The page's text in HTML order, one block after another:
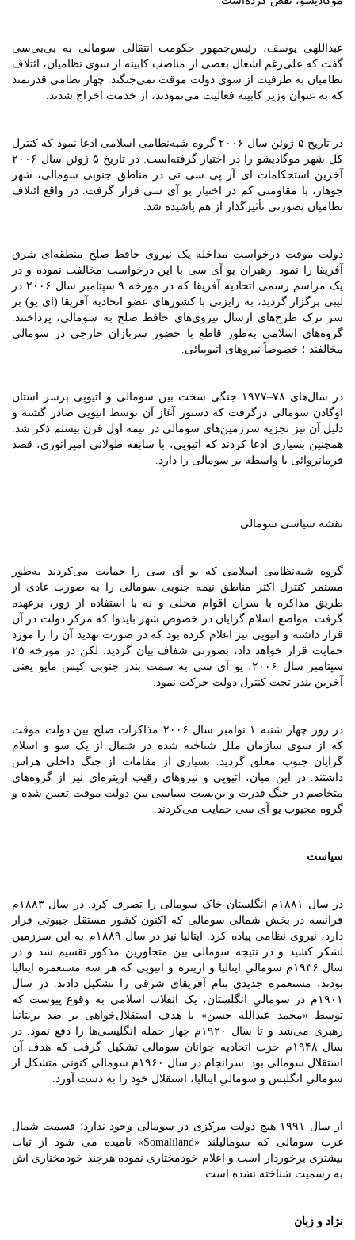
عبداللهی یوسف، رئیس‌جمهور حکومت انتقالی سومالی به بی‌بی‌سی
گفت که علی‌رغم اشغال بعضی از مناصب کابینه از سوی نظامیان، ائتلاف
نظامیان به طرفیت از سوی دولت موقت نمی‌جنگند. چهار نظامی قدرتمند
که به عنوان وزیر کابینه فعالیت می‌نمودند، از خدمت اخراج شدند.
در تاریخ ۵ ژوئن سال ۲۰۰۶ گروه شبه‌نظامی اسلامی ادعا نمود که کنترل
کل شهر موگادیشو را در اختیار گرفته‌است. در تاریخ ۵ ژوئن سال ۲۰۰۶
آخرین استحکامات ای آر پی سی تی در مناطق جنوبی سومالی، شهر
جوهار، با مقاومتی کم در اختیار یو آی سی قرار گرفت. در واقع ائتلاف
نظامیان بصورتی تأثیرگذار از هم پاشیده شد.
دولت موقت درخواست مداخله یک نیروی حافظ صلح منطقه‌ای شرق
آفریقا را نمود. رهبران یو آی سی با این درخواست مخالفت نموده و در
یک مراسم رسمی اتحادیه آفریقا که در مورخه ۹ سپتامبر سال ۲۰۰۶ در
لیبی برگزار گردید، به رایزنی با کشورهای عضو اتحادیه آفریقا (ای یو) بر
سر ترک طرح‌های ارسال نیروی‌های حافظ صلح به سومالی، پرداختند.
گروه‌های اسلامی به‌طور قاطع با حضور سربازان خارجی در سومالی
مخالفند-؛ خصوصاً نیروهای اتیوپیائی.
در سال‌های ۷۸–۱۹۷۷ جنگی سخت بین سومالی و اتیوپی برسر استان
اوگادن سومالی درگرفت که دستور آغاز آن توسط اتیوپی صادر گشته و
دلیل آن نیز تجزیه سرزمین‌های سومالی در نیمه اول قرن بیستم ذکر شد.
همچنین بسیاری ادعا کردند که اتیوپی، با سابقه طولانی امپراتوری، قصد
فرمانروائی با واسطه بر سومالی را دارد.
نقشه سیاسی سومالی
گروه شبه‌نظامی اسلامی که یو آی سی را حمایت می‌کردند به‌طور
مستمر کنترل اکثر مناطق نیمه جنوبی سومالی را به صورت عادی از
طریق مذاکره با سران اقوام محلی و نه با استفاده از زور، برعهده
گرفت. مواضع اسلام گرایان در خصوص شهر بایدوا که مرکز دولت در آن
قرار داشته و اتیوپی نیز اعلام کرده بود که در صورت تهدید آن را را مورد
حمایت قرار خواهد داد، بصورتی شفاف بیان گردید. لکن در مورخه ۲۵
سپتامبر سال ۲۰۰۶، یو آی سی به سمت بندر جنوبی کیس مایو یعنی
آخرین بندر تحت کنترل دولت حرکت نمود.
در روز چهار شنبه ۱ نوامبر سال ۲۰۰۶ مذاکرات صلح بین دولت موقت
که از سوی سازمان ملل شناخته شده در شمال از یک سو و اسلام
گرایان جنوب معلق گردید. بسیاری از مقامات از جنگ داخلی هراس
داشتند. در این میان، اتیوپی و نیروهای رقیب اریتره‌ای نیز از گروه‌های
متخاصم در جنگ قدرت و بن‌بست سیاسی بین دولت موقت تعیین شده و
گروه محبوب یو آی سی حمایت می‌کردند.
سیاست
در سال ۱۸۸۱م انگلستان خاک سومالی را تصرف کرد. در سال ۱۸۸۳م
فرانسه در بخش شمالی سومالی که اکنون کشور مستقل جیبوتی قرار
دارد، نیروی نظامی پیاده کرد. ایتالیا نیز در سال ۱۸۸۹م به این سرزمین
لشکر کشید و در نتیجه سومالی بین متجاوزین مذکور تقسیم شد و در
سال ۱۹۳۶م سومالیِ ایتالیا و اریتره و اتیوپی که هر سه مستعمره ایتالیا
بودند، مستعمره جدیدی بنام آفریقای شرقی را تشکیل دادند. در سال
۱۹۰۱م در سومالیِ انگلستان، یک انقلاب اسلامی به وقوع پیوست که
توسط «محمد عبدالله حسن» با هدف استقلال‌خواهی بر ضد بریتانیا
رهبری می‌شد و تا سال ۱۹۲۰م چهار حمله انگلیسی‌ها را دفع نمود. در
سال ۱۹۴۸م حزب اتحادیه جوانان سومالی تشکیل گرفت که هدف آن
استقلال سومالی بود. سرانجام در سال ۱۹۶۰م سومالی کنونی متشکل از
سومالیِ انگلیس و سومالیِ ایتالیا، استقلال خود را به دست آورد.
از سال ۱۹۹۱ هیچ دولت مرکزی در سومالی وجود ندارد؛ قسمت شمال
غرب سومالی که سومالیلند «Somaliland» نامیده می شود از ثبات
بیشتری برخوردار است و اعلام خودمختاری نموده هرچند خودمختاری اش
به رسمیت شناخته نشده است.
نژاد و زبان